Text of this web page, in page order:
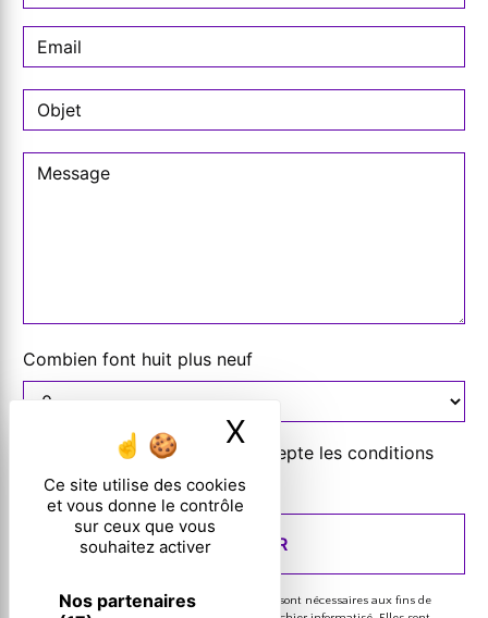
Ce site utilise des cookies
et vous donne le contrôle
sur ceux que vous
souhaitez activer
Nos partenaires
X Masquer le
Combien font huit plus neuf
En cochant cette case, j'accepte les conditions
particulières ci-dessous **
ENVOYER
** Les données personnelles communiquées sont nécessaires aux fins de